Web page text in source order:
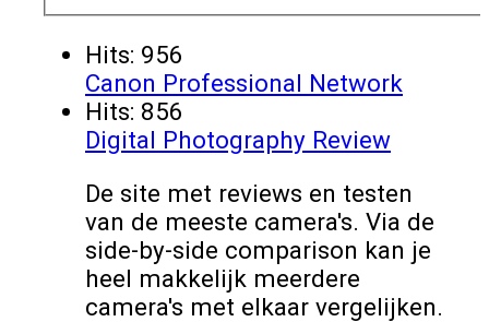
Hits: 956
Canon Professional Network
Hits: 856
Digital Photography Review
De site met reviews en testen
van de meeste camera's. Via de
side-by-side comparison kan je
heel makkelijk meerdere
camera's met elkaar vergelijken.